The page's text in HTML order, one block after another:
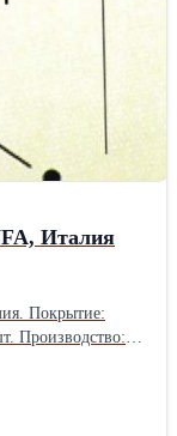
Италия
Покрытие:
Производство: